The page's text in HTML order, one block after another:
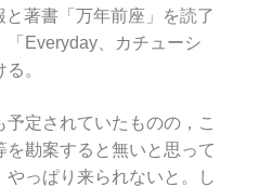
著書「万年前座」を読了
「Everyday、カチューシ
。
定されていたものの，こ
勘案すると無いと思って
っぱり来られないと。し